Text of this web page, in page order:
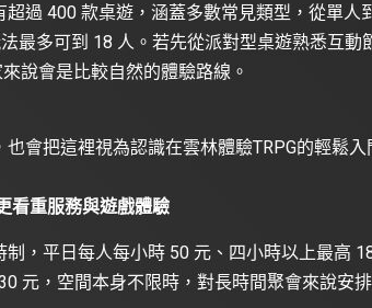
過 400 款桌遊，涵蓋多數常見類型，從單人
最多可到 18 人。若先從派對型桌遊熟悉互動
說會是比較自然的體驗路線。
會把這裡視為認識在雲林體驗TRPG的輕鬆
看重服務與遊戲體驗
，平日每人每小時 50 元、四小時以上最高
元，空間本身不限時，對長時間聚會來說安